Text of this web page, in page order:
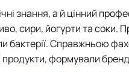
знання, а й цінний
сири, йогурти та соки.
бактерії. Справжньою
формували